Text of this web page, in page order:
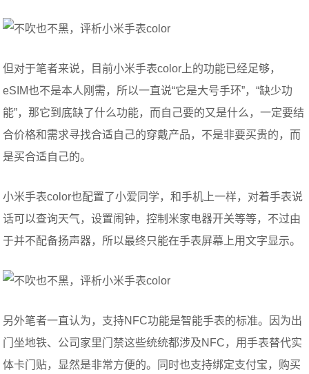
但对于笔者来说，目前小米手表color上的功能已经足够，
eSIM也不是本人刚需，所以一直说“它是大号手环”，“缺少功
能”，那它到底缺了什么功能，而自己要的又是什么，一定要结
合价格和需求寻找合适自己的穿戴产品，不是非要买贵的，而
是买合适自己的。
小米手表color也配置了小爱同学，和手机上一样，对着手表说
话可以查询天气，设置闹钟，控制米家电器开关等等，不过由
于并不配备扬声器，所以最终只能在手表屏幕上用文字显示。
另外笔者一直认为，支持NFC功能是智能手表的标准。因为出
门坐地铁、公司家里门禁这些统统都涉及NFC，用手表替代实
体卡门贴，显然是非常方便的。同时也支持绑定支付宝，购买